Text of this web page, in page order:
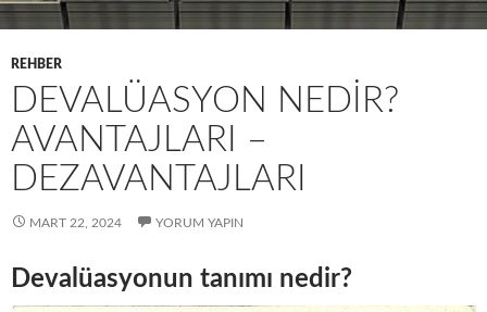
REHBER
DEVALÜASYON NEDIR?
AVANTAJLARI –
DEZAVANTAJLARI
MART 22, 2024 YORUM YAPIN
Devalüasyonun tanımı nedir?